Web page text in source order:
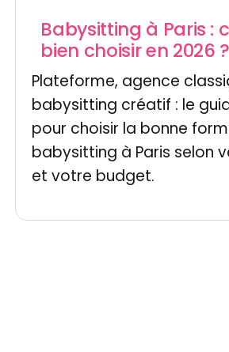
Babysitting à Paris :
bien choisir en 2026 ?
Plateforme, agence
babysitting créatif : le
pour choisir la bonne
babysitting à Paris selon
et votre budget.